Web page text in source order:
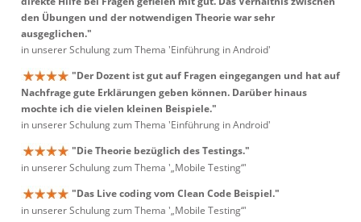
den Übungen und der notwendigen Theorie war sehr
ausgeglichen."
in unserer Schulung zum Thema 'Einführung in Android'
"Der Dozent ist gut auf Fragen eingegangen und hat auf
Nachfrage gute Erklärungen geben können. Darüber hinaus
mochte ich die vielen kleinen Beispiele."
in unserer Schulung zum Thema 'Einführung in Android'
"Die Theorie bezüglich des Testings."
in unserer Schulung zum Thema '„Mobile Testing“'
"Das Live coding vom Clean Code Beispiel."
in unserer Schulung zum Thema '„Mobile Testing“'